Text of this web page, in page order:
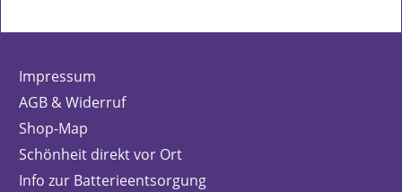
Impressum
AGB & Widerruf
Shop-Map
Schönheit direkt vor Ort
Info zur Batterieentsorgung